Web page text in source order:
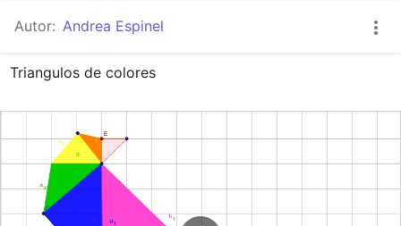
GeoGebra Classroom
Autor: Andrea Espinel
Triangulos de colores